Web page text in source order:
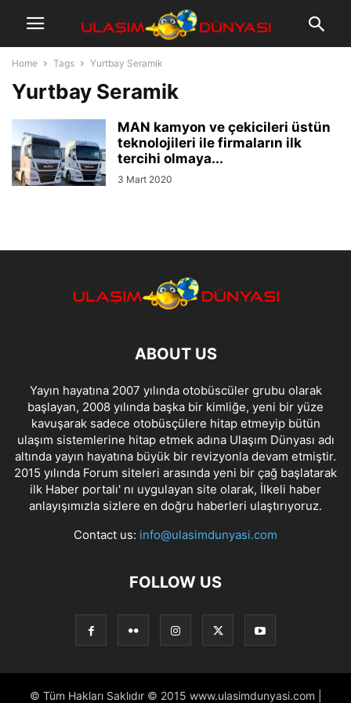
Home Tags Yurtbay Seramik
Yurtbay Seramik
MAN kamyon ve çekicileri üstün
teknolojileri ile firmaların ilk
tercihi olmaya...
3 Mart 2020
ABOUT US
Yayın hayatına 2007 yılında otobüscüler grubu olarak
başlayan, 2008 yılında başka bir kimliğe, yeni bir yüze
kavuşarak sadece otobüsçülere hitap etmeyip bütün
ulaşım sistemlerine hitap etmek adına Ulaşım Dünyası adı
altında yayın hayatına büyük bir revizyonla devam etmiştir.
2015 yılında Forum siteleri arasında yeni bir çağ başlatarak
ilk Haber portalı' nı uygulayan site olarak, İlkeli haber
anlayışımızla sizlere en doğru haberleri ulaştırıyoruz.
Contact us: info@ulasimdunyasi.com
FOLLOW US
© Tüm Hakları Saklıdır © 2015 www.ulasimdunyasi.com |